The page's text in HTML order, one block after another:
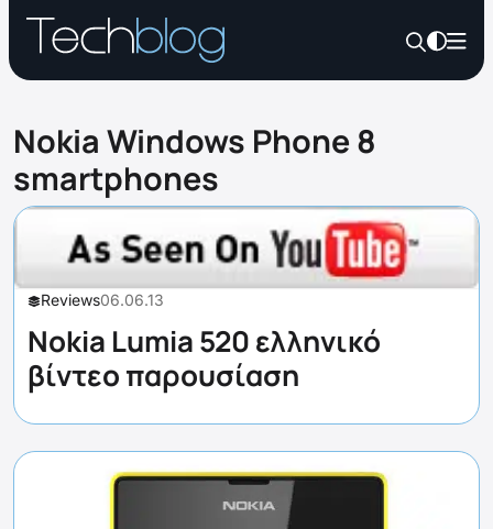
Nokia Windows Phone 8
smartphones
Reviews06.06.13
Nokia Lumia 520 ελληνικό
βίντεο παρουσίαση